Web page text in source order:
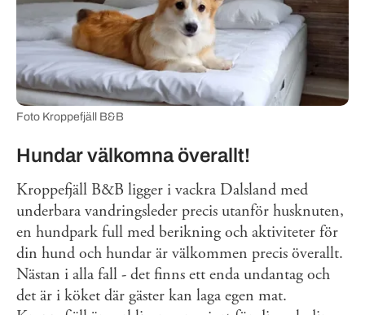
Foto Kroppefjäll B&B
Hundar välkomna överallt!
Kroppefjäll B&B ligger i vackra Dalsland med
underbara vandringsleder precis utanför husknuten,
en hundpark full med berikning och aktiviteter för
din hund och hundar är välkommen precis överallt.
Nästan i alla fall - det finns ett enda undantag och
det är i köket där gäster kan laga egen mat.